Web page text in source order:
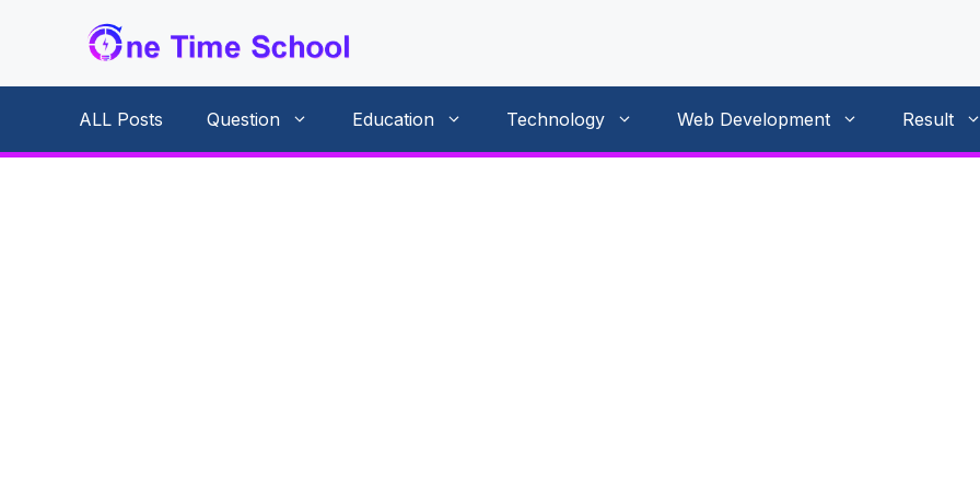
content
ALL Posts Question Education Technology Web Development Result